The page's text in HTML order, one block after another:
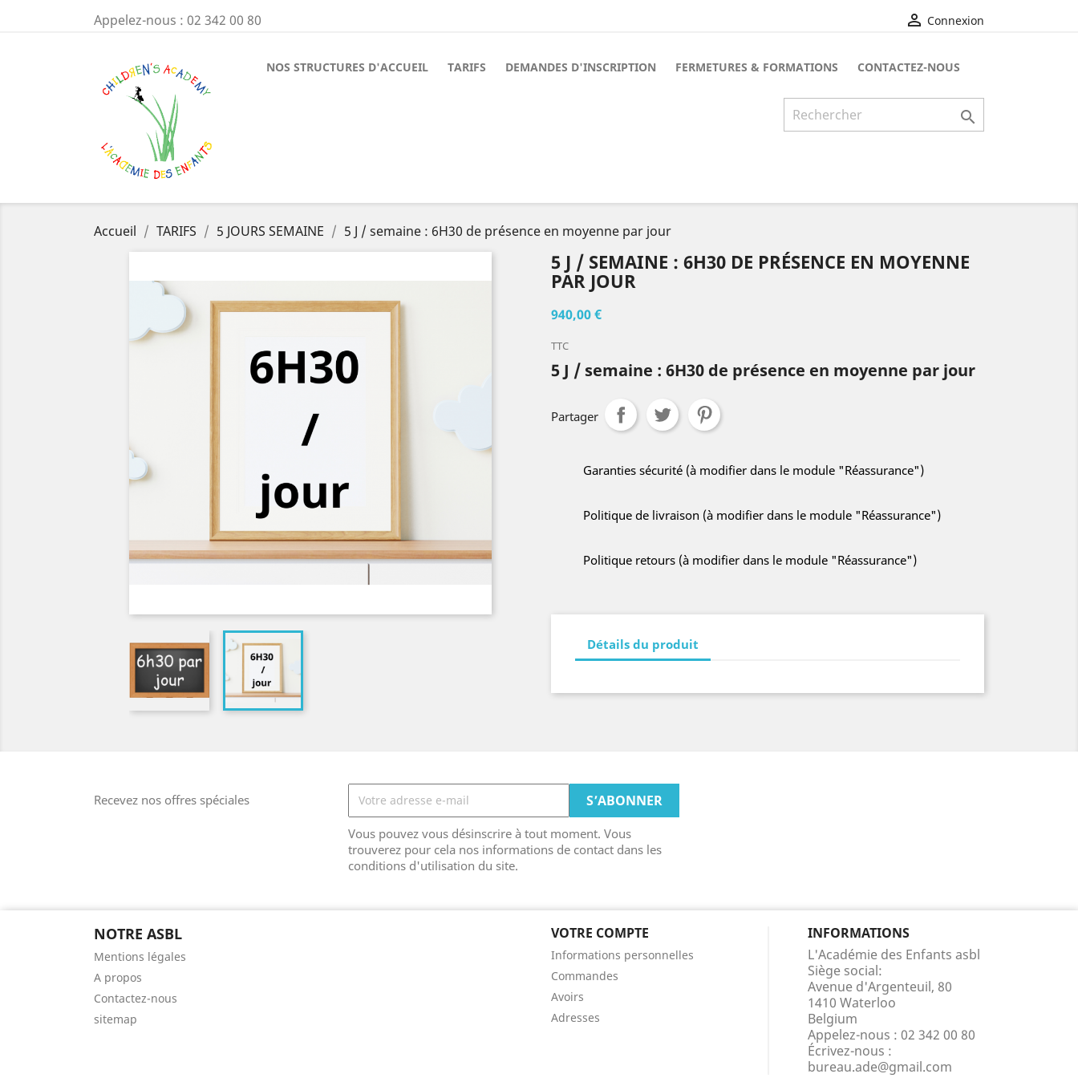
Appelez-nous : 02 342 00 80  Connexion
NOS STRUCTURES D'ACCUEIL TARIFS DEMANDES D'INSCRIPTION FERMETURES & FORMATIONS CONTACTEZ-NOUS

Accueil TARIFS 5 JOURS SEMAINE 5 J / semaine : 6H30 de présence en moyenne par jour
5 J / SEMAINE : 6H30 DE PRÉSENCE EN MOYENNE
PAR JOUR
940,00 €
TTC
5 J / semaine : 6H30 de présence en moyenne par jour
Partager
Garanties sécurité (à modifier dans le module "Réassurance")
Politique de livraison (à modifier dans le module "Réassurance")
Politique retours (à modifier dans le module "Réassurance")
Détails du produit
Recevez nos offres spéciales
Vous pouvez vous désinscrire à tout moment. Vous
trouverez pour cela nos informations de contact dans les
conditions d'utilisation du site.
NOTRE ASBL
Mentions légales
A propos
Contactez-nous
sitemap
VOTRE COMPTE
Informations personnelles
Commandes
Avoirs
Adresses
INFORMATIONS
L'Académie des Enfants asbl
Siège social:
Avenue d'Argenteuil, 80
1410 Waterloo
Belgium
Appelez-nous : 02 342 00 80
Écrivez-nous :
bureau.ade@gmail.com